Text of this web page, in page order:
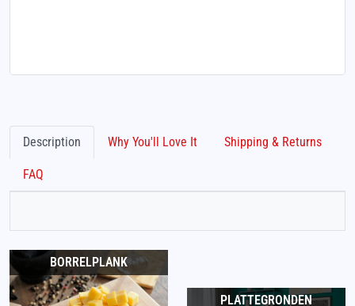
Description Why You'll Love It Shipping & Returns
FAQ
BORRELPLANK
PLATTEGRONDEN